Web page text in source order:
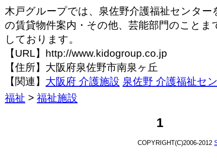
木戸グループでは、泉佐野介護福祉センター
の賃貸物件案内・その他、芸能部門のことま
しております。
【URL】http://www.kidogroup.co.jp
【住所】大阪府泉佐野市南泉ヶ丘
【関連】 大阪府 介護施設 泉佐野 介護福祉セ
福祉 > 福祉施設
1
COPYRIGHT(C)2006-2012